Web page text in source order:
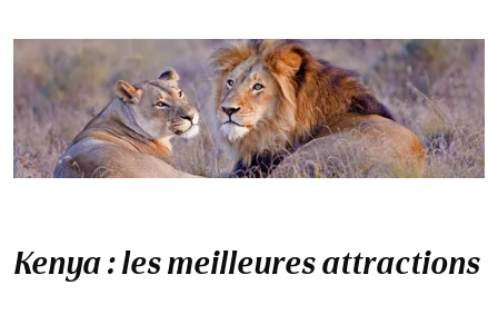
Kenya : les meilleures attractions